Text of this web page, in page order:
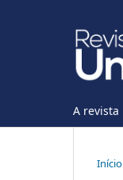
A revista
Início